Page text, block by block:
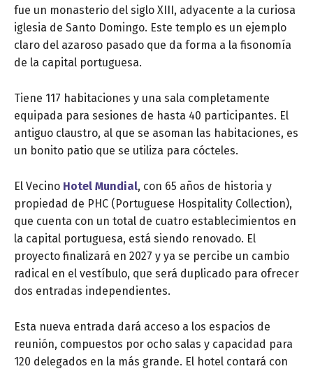
fue un monasterio del siglo XIII, adyacente a la curiosa
iglesia de Santo Domingo. Este templo es un ejemplo
claro del azaroso pasado que da forma a la fisonomía
de la capital portuguesa.
Tiene 117 habitaciones y una sala completamente
equipada para sesiones de hasta 40 participantes. El
antiguo claustro, al que se asoman las habitaciones, es
un bonito patio que se utiliza para cócteles.
El Vecino Hotel Mundial, con 65 años de historia y
propiedad de PHC (Portuguese Hospitality Collection),
que cuenta con un total de cuatro establecimientos en
la capital portuguesa, está siendo renovado. El
proyecto finalizará en 2027 y ya se percibe un cambio
radical en el vestíbulo, que será duplicado para ofrecer
dos entradas independientes.
Esta nueva entrada dará acceso a los espacios de
reunión, compuestos por ocho salas y capacidad para
120 delegados en la más grande. El hotel contará con